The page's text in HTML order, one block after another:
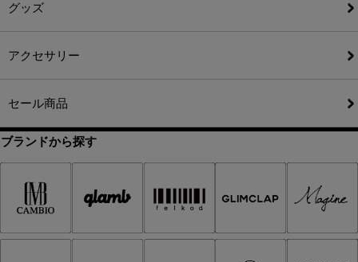
グッズ
アクセサリー
セール商品
ブランドから探す